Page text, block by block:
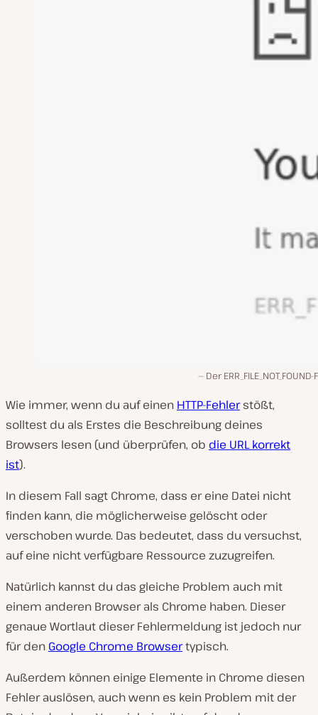
Der
Wie immer, wenn du auf einen HTTP-Fehlerstößt,
solltest du als Erstes die Beschreibung deines
Browsers lesen (und überprüfen, ob die URL korrekt
ist).
In diesem Fall sagt Chrome, dass er eine Datei nicht
finden kann, die möglicherweise gelöscht oder
verschoben wurde. Das bedeutet, dass du versuchst,
auf eine nicht verfügbare Ressource zuzugreifen.
Natürlich kannst du das gleiche Problem auch mit
einem anderen Browser als Chrome haben. Dieser
genaue Wortlaut dieser Fehlermeldung ist jedoch nur
für den Google Chrome Browsertypisch.
Außerdem können einige Elemente in Chrome diesen
Fehler auslösen, auch wenn es kein Problem mit der